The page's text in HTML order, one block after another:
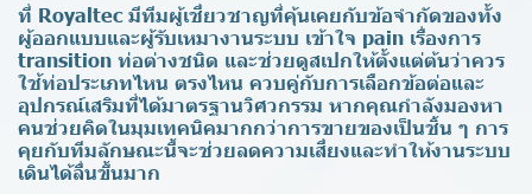
ที่ Royaltec มีทีมผู้เชี่ยวชาญที่คุ้นเคยกับข้อจำกัดของทั้ง
ผู้ออกแบบและผู้รับเหมางานระบบ เข้าใจ pain เรื่องการ
transition ท่อต่างชนิด และช่วยดูสเปกให้ตั้งแต่ต้นว่าควร
ใช้ท่อประเภทไหน ตรงไหน ควบคู่กับการเลือกข้อต่อและ
อุปกรณ์เสริมที่ได้มาตรฐานวิศวกรรม หากคุณกำลังมองหา
คนช่วยคิดในมุมเทคนิคมากกว่าการขายของเป็นชิ้น ๆ การ
คุยกับทีมลักษณะนี้จะช่วยลดความเสี่ยงและทำให้งานระบบ
เดินได้ลื่นขึ้นมาก